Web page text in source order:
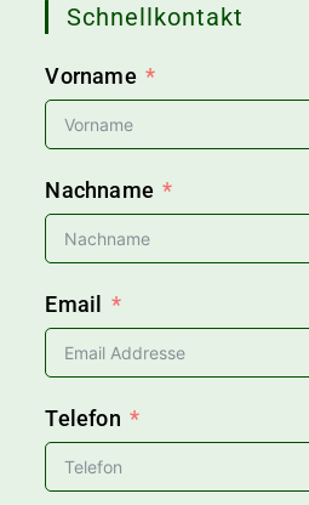
Schnellkontakt
Vorname
Nachname
Email
Telefon